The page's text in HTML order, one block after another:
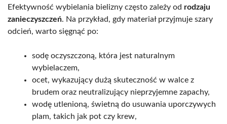
Efektywność wybielania bielizny często zależy od rodzaju
zanieczyszczeń. Na przykład, gdy materiał przyjmuje szary
odcień, warto sięgnąć po:
sodę oczyszczoną, która jest naturalnym
wybielaczem,
ocet, wykazujący dużą skuteczność w walce z
brudem oraz neutralizujący nieprzyjemne zapachy,
wodę utlenioną, świetną do usuwania uporczywych
plam, takich jak pot czy krew,